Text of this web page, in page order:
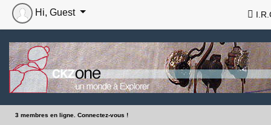
Hi, Guest
3 membres en ligne. Connectez-vous !